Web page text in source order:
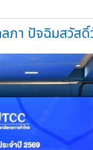
ภา ปัจฉิมสวัส